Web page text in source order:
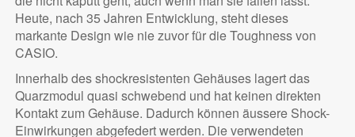
Heute, nach 35 Jahren Entwicklung, steht dieses
markante Design wie nie zuvor für die Toughness von
CASIO.
Innerhalb des shockresistenten Gehäuses lagert das
Quarzmodul quasi schwebend und hat keinen direkten
Kontakt zum Gehäuse. Dadurch können äussere Shock-
Einwirkungen abgefedert werden. Die verwendeten